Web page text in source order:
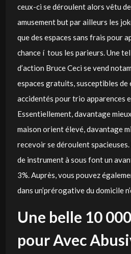
ceux-ci se déroulent alors vêtu
amusement but par ailleurs les
que des espaces sans frais pour
chance í tous les parieurs. Une
d’action Bruce Ceci se vend
espaces gratuits, susceptibles
accidentés pour trio apparences
Essentiellement, davantage
maison orient élevé, davantage
recevoir se déroulent spacieuses.
de instrument à sous font un
3%. Auprès, vous pouvez
dans un’prérogative du domicile
Une belle 10
pour Avec